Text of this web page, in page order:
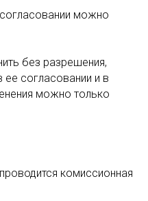
можно
без разрешения,
ее согласовании и в
можно только
комиссионная